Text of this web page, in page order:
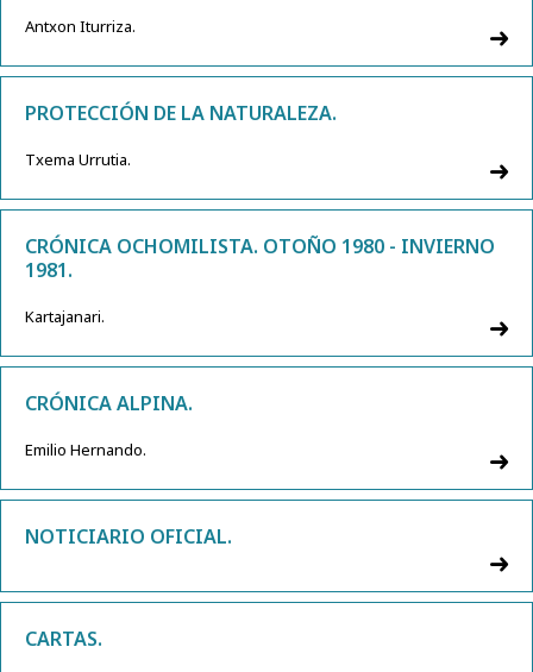
Antxon Iturriza.
PROTECCIÓN DE LA NATURALEZA.
Txema Urrutia.
CRÓNICA OCHOMILISTA. OTOÑO 1980 - INVIERNO
1981.
Kartajanari.
CRÓNICA ALPINA.
Emilio Hernando.
NOTICIARIO OFICIAL.
CARTAS.